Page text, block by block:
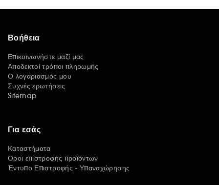
Βοήθεια
Επικοινωνήστε μαζί μας
Αποδεκτοί τρόποι πληρωμής
Ο λογαριασμός μου
Συχνές ερωτήσεις
Sitemap
Για εσάς
Καταστήματα
Όροι επιστροφής προϊόντων
Έντυπο Επιστροφής - Υπαναχώρησης